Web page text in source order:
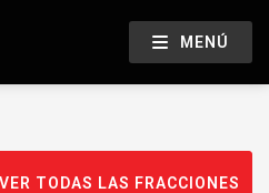
MENÚ
VER TODAS LAS FRACCIONES